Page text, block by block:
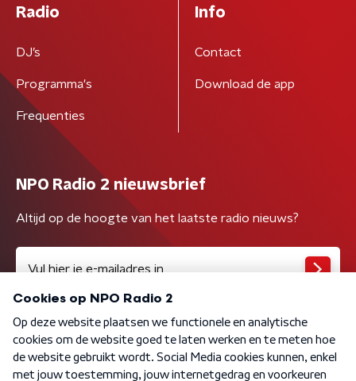
Radio
DJ’s
Programma's
Frequenties
Info
Contact
Download de app
NPO Radio 2 nieuwsbrief
Altijd op de hoogte van het laatste radio nieuws?
Algemene voorwaarden